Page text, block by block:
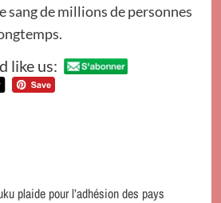
sang de millions de personnes
like us:
plaide pour l’adhésion des pays